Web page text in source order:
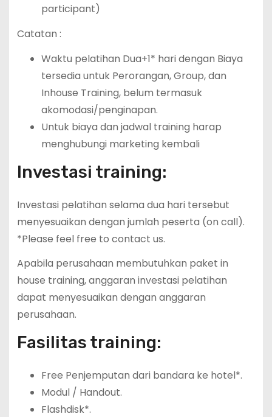
participant)
Catatan :
Waktu pelatihan Dua+1* hari dengan Biaya
tersedia untuk Perorangan, Group, dan
Inhouse Training, belum termasuk
akomodasi/penginapan.
Untuk biaya dan jadwal training harap
menghubungi marketing kembali
Investasi training:
Investasi pelatihan selama dua hari tersebut
menyesuaikan dengan jumlah peserta (on call).
*Please feel free to contact us.
Apabila perusahaan membutuhkan paket in
house training, anggaran investasi pelatihan
dapat menyesuaikan dengan anggaran
perusahaan.
Fasilitas training:
Free Penjemputan dari bandara ke hotel*.
Modul / Handout.
Flashdisk*.